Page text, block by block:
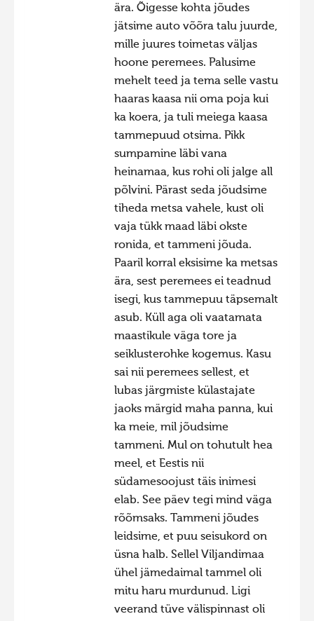
ära. Õigesse kohta jõudes
jätsime auto võõra talu juurde,
mille juures toimetas väljas
hoone peremees. Palusime
mehelt teed ja tema selle vastu
haaras kaasa nii oma poja kui
ka koera, ja tuli meiega kaasa
tammepuud otsima. Pikk
sumpamine läbi vana
heinamaa, kus rohi oli jalge all
põlvini. Pärast seda jõudsime
tiheda metsa vahele, kust oli
vaja tükk maad läbi okste
ronida, et tammeni jõuda.
Paaril korral eksisime ka metsas
ära, sest peremees ei teadnud
isegi, kus tammepuu täpsemalt
asub. Küll aga oli vaatamata
maastikule väga tore ja
seiklusterohke kogemus. Kasu
sai nii peremees sellest, et
lubas järgmiste külastajate
jaoks märgid maha panna, kui
ka meie, mil jõudsime
tammeni. Mul on tohutult hea
meel, et Eestis nii
südamesoojust täis inimesi
elab. See päev tegi mind väga
rõõmsaks. Tammeni jõudes
leidsime, et puu seisukord on
üsna halb. Sellel Viljandimaa
ühel jämedaimal tammel oli
mitu haru murdunud. Ligi
veerand tüve välispinnast oli